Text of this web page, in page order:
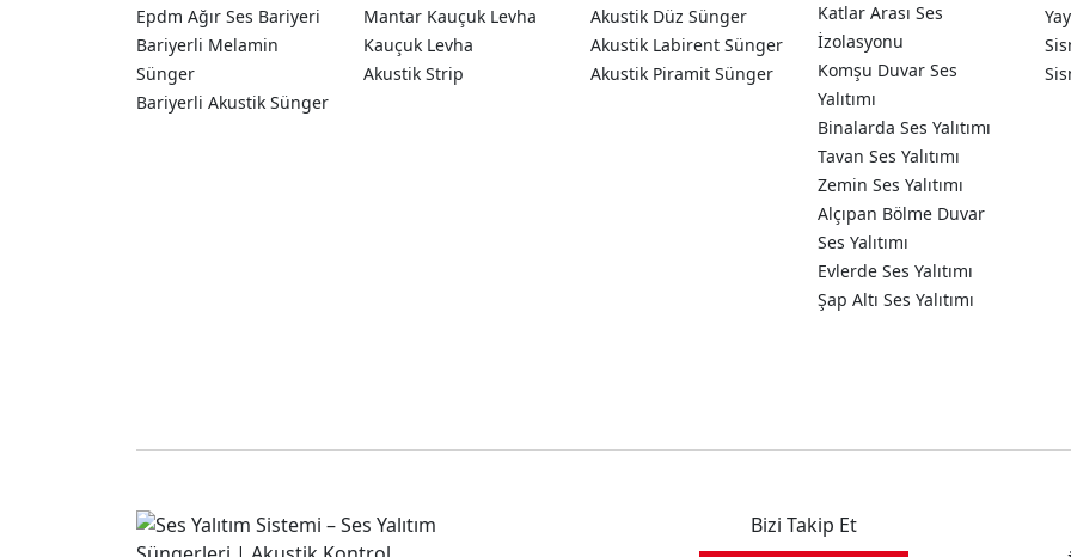
Epdm Ağır Ses Bariyeri
Bariyerli Melamin
Sünger
Bariyerli Akustik Sünger
Mantar Kauçuk Levha
Kauçuk Levha
Akustik Strip
Akustik Düz Sünger
Akustik Labirent Sünger
Akustik Piramit Sünger
Katlar Arası Ses
İzolasyonu
Komşu Duvar Ses
Yalıtımı
Binalarda Ses Yalıtımı
Tavan Ses Yalıtımı
Zemin Ses Yalıtımı
Alçıpan Bölme Duvar
Ses Yalıtımı
Evlerde Ses Yalıtımı
Şap Altı Ses Yalıtımı
Bizi Takip Et